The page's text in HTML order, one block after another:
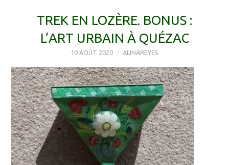
TREK EN LOZÈRE. BONUS :
L’ART URBAIN À QUÉZAC
10 AOÛT 2020 ALINAREYES